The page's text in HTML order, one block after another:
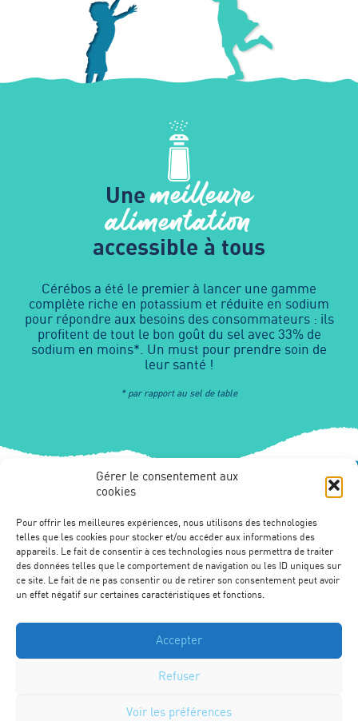
Gérer le consentement aux
cookies
Pour offrir les meilleures expériences, nous utilisons des technologies
telles que les cookies pour stocker et/ou accéder aux informations des
appareils. Le fait de consentir à ces technologies nous permettra de traiter
des données telles que le comportement de navigation ou les ID uniques sur
ce site. Le fait de ne pas consentir ou de retirer son consentement peut avoir
un effet négatif sur certaines caractéristiques et fonctions.
Accepter
Refuser
Voir les préférences
Unemeilleure
alimentation
accessible à tous
Cérébos a été le premier à lancer une gamme
complète riche en potassium et réduite en sodium
pour répondre aux besoins des consommateurs : ils
profitent de tout le bon goût du sel avec 33% de
sodium en moins*. Un must pour prendre soin de
leur santé !
* par rapport au sel de table
Engagements environnementaux
Mentions légales
Protection des données